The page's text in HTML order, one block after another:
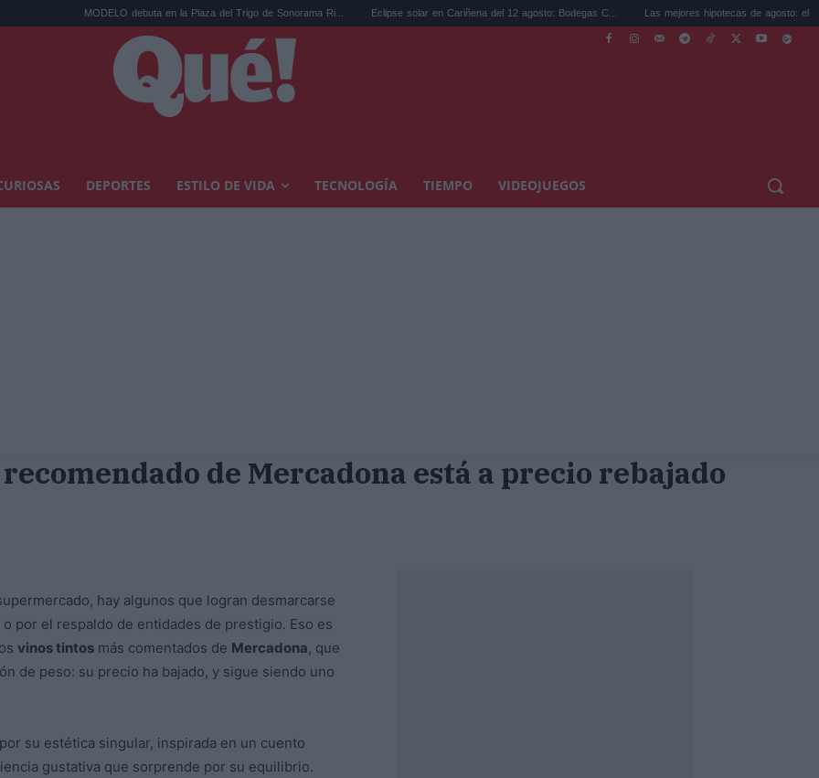
MODELO debuta en la Plaza del Trigo de Sonorama Ri... Eclipse solar en Cariñena del 12 agosto: Bodegas C... Las mejores hipotecas de agosto: el TAE más
DEPORTES ESTILO DE VIDA TECNOLOGÍA TIEMPO VIDEOJUEGOS
de Mercadona está a precio rebajado
hay algunos que logran desmarcarse
por el respaldo de entidades de prestigio. Eso es
vinos tintos más comentados de Mercadona, que
de peso: su precio ha bajado, y sigue siendo uno
su estética singular, inspirada en un cuento
gustativa que sorprende por su equilibrio.